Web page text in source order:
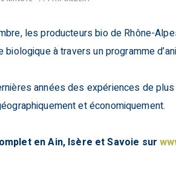
les producteurs bio de Rhône-
à travers un programme
années des expériences de
et économiquement.
en Ain, Isère et Savoie sur